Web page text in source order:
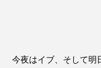
今夜はイブ、そして明